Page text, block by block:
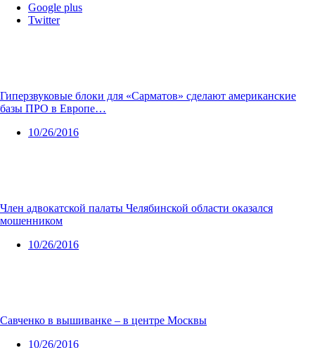
Google plus
Twitter
Гиперзвуковые блоки для «Сарматов» сделают американские
базы ПРО в Европе…
10/26/2016
Член адвокатской палаты Челябинской области оказался
мошенником
10/26/2016
Савченко в вышиванке – в центре Москвы
10/26/2016